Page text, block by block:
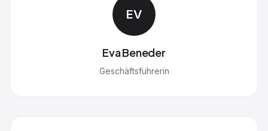
EV
Eva Beneder
Geschäftsführerin